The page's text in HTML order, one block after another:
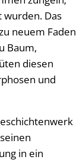
wurden. Das
neuem Faden
Baum,
diesen
und
in ein